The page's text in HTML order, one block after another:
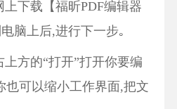
下载【福昕PDF编辑器
脑上后,进行下一步｡
方的“打开”打开你要编
也可以缩小工作界面,把文